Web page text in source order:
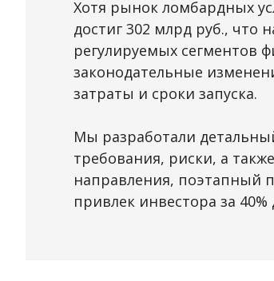
Хотя рынок ломбардных
достиг 302 млрд руб., что
регулируемых сегментов
законодательные
затраты и сроки запуска.
Мы разработали
требования, риски, а
направления, поэтапный
привлек инвестора за